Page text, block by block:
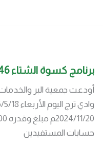
برنامج كسوة الشتاء 1446
أودعت جمعية البر والخدمات
حسابات المستفيدين